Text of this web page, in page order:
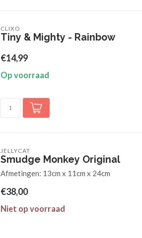
CLIXO
Tiny & Mighty - Rainbow
€14,99
Op voorraad
JELLYCAT
Smudge Monkey Original
Afmetingen: 13cm x 11cm x 24cm
€38,00
Niet op voorraad